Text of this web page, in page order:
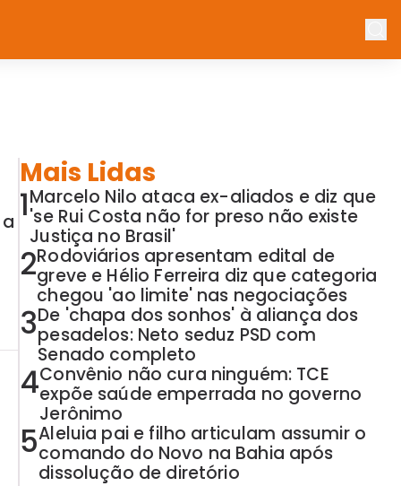
Mais Lidas
1Marcelo Nilo ataca ex-aliados e diz que
'se Rui Costa não for preso não existe
Justiça no Brasil'
2Rodoviários apresentam edital de
greve e Hélio Ferreira diz que categoria
chegou 'ao limite' nas negociações
3De 'chapa dos sonhos' à aliança dos
pesadelos: Neto seduz PSD com
Senado completo
4Convênio não cura ninguém: TCE
expõe saúde emperrada no governo
Jerônimo
5Aleluia pai e filho articulam assumir o
comando do Novo na Bahia após
dissolução de diretório